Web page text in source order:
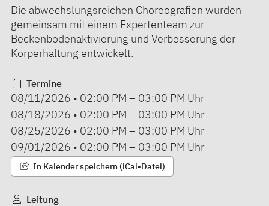
Die abwechslungsreichen Choreografien wurden
gemeinsam mit einem Expertenteam zur
Beckenbodenaktivierung und Verbesserung der
Körperhaltung entwickelt.
Termine
08/11/2026 • 02:00 PM – 03:00 PM Uhr
08/18/2026 • 02:00 PM – 03:00 PM Uhr
08/25/2026 • 02:00 PM – 03:00 PM Uhr
09/01/2026 • 02:00 PM – 03:00 PM Uhr
In Kalender speichern (iCal-Datei)
Leitung